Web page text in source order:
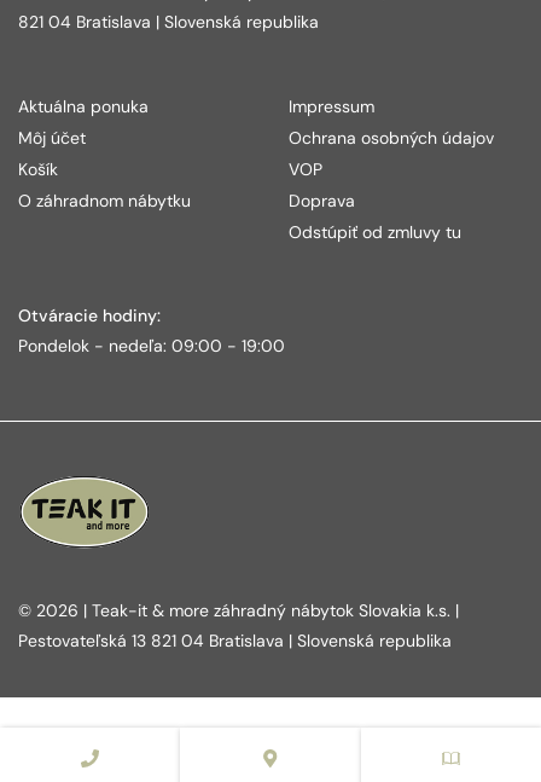
821 04 Bratislava | Slovenská republika
Aktuálna ponuka
Môj účet
Košík
O záhradnom nábytku
Impressum
Ochrana osobných údajov
VOP
Doprava
Odstúpiť od zmluvy tu
Otváracie hodiny:
Pondelok - nedeľa: 09:00 - 19:00
© 2026 | Teak-it & more záhradný nábytok Slovakia k.s. |
Pestovateľská 13 821 04 Bratislava | Slovenská republika